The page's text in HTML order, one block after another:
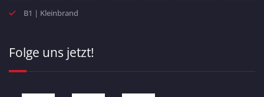
B1 | Kleinbrand
Folge uns jetzt!